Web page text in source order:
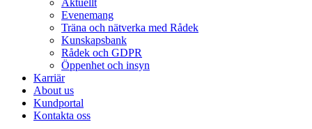
Aktuellt
Evenemang
Träna och nätverka med Rådek
Kunskapsbank
Rådek och GDPR
Öppenhet och insyn
Karriär
About us
Kundportal
Kontakta oss